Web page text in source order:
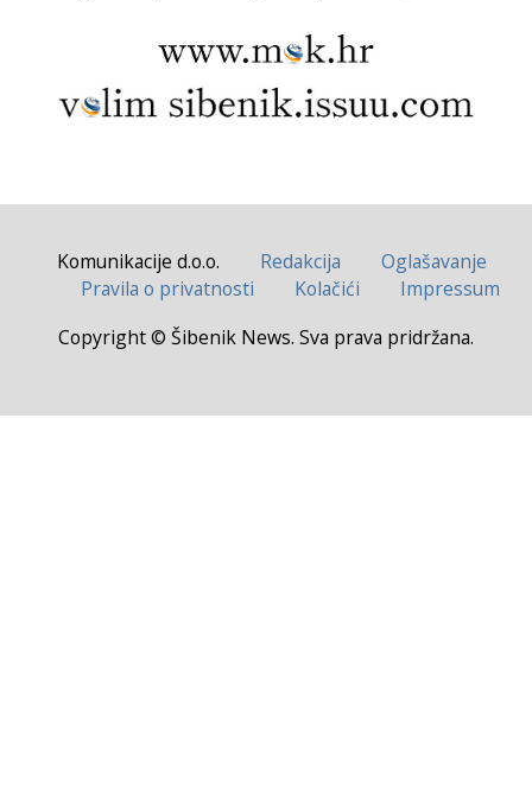
Komunikacije d.o.o. Redakcija
Oglašavanje
Pravila o privatnosti
Kolačići
Impressum
Copyright © Šibenik News. Sva prava pridržana.